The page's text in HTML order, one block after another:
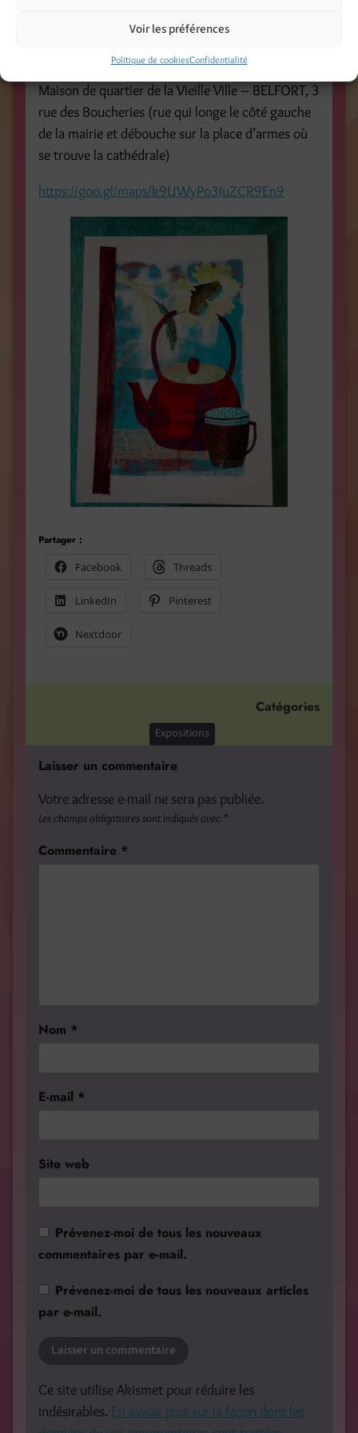
Voir les préférences
Politique de cookiesConfidentialité
NE MANQUEZ PAS CET ÉVÈNEMENT ! Nous vous
attendons nombreux.
Maison de quartier de la Vieille Ville – BELFORT, 3
rue des Boucheries (rue qui longe le côté gauche
de la mairie et débouche sur la place d’armes où
se trouve la cathédrale)
https://goo.gl/maps/k9UWyPo3JuZCR9En9
Partager :
Facebook
Threads
LinkedIn Pinterest
Nextdoor
Catégories
Expositions
Laisser un commentaire
Votre adresse e-mail ne sera pas publiée.
Les champs obligatoires sont indiqués avec *
Commentaire *
Nom *
E-mail *
Site web
Prévenez-moi de tous les nouveaux
commentaires par e-mail.
Prévenez-moi de tous les nouveaux articles
par e-mail.
Ce site utilise Akismet pour réduire les
indésirables. En savoir plus sur la façon dont les